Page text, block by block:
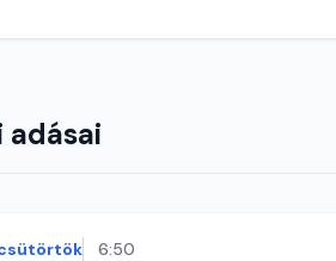
adásai
6:50